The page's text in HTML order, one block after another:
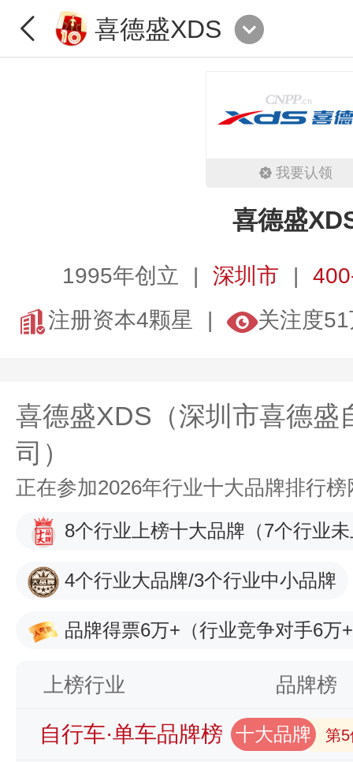
喜德盛XDS
我要认领
喜德盛
1995年创立 深圳市
注册资本4颗星
关注度
喜德盛XDS（深圳市喜德盛
司）
正在参加2026年行业十大品牌排行
8个行业上榜十大品牌 （7个行业
4个行业大品牌/3个行业中小品牌
品牌得票6万+ （行业竞争对手6万
上榜行业 品牌榜
自行车·单车品牌榜 十大品牌 第5